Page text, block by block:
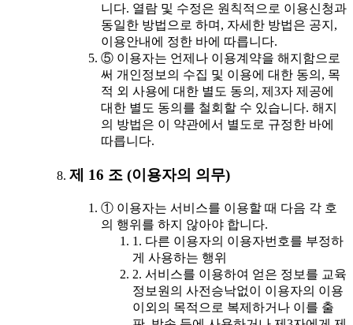
니다. 열람 및 수정은 원칙적으로 이용신청과
동일한 방법으로 하며, 자세한 방법은 공지,
이용안내에 정한 바에 따릅니다.
⑤ 이용자는 언제나 이용계약을 해지함으로
써 개인정보의 수집 및 이용에 대한 동의, 목
적 외 사용에 대한 별도 동의, 제3자 제공에
대한 별도 동의를 철회할 수 있습니다. 해지
의 방법은 이 약관에서 별도로 규정한 바에
따릅니다.
제 16 조 (이용자의 의무)
① 이용자는 서비스를 이용할 때 다음 각 호
의 행위를 하지 않아야 합니다.
1. 다른 이용자의 이용자번호를 부정하
게 사용하는 행위
2. 서비스를 이용하여 얻은 정보를 교육
정보원의 사전승낙없이 이용자의 이용
이외의 목적으로 복제하거나 이를 출